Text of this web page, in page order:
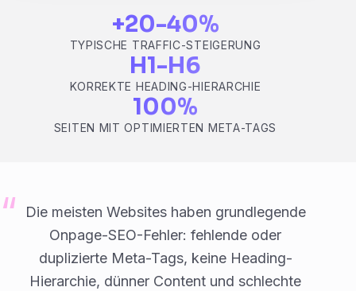
+20-40%
TYPISCHE TRAFFIC-STEIGERUNG
H1-H6
KORREKTE HEADING-HIERARCHIE
100%
SEITEN MIT OPTIMIERTEN META-TAGS
Die meisten Websites haben grundlegende
Onpage-SEO-Fehler: fehlende oder
duplizierte Meta-Tags, keine Heading-
Hierarchie, dünner Content und schlechte